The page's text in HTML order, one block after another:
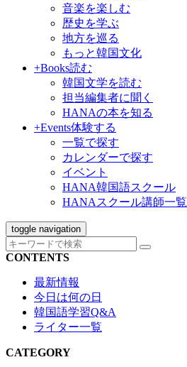
音楽を楽しむ
歴史を学ぶ
地方を巡る
もっと韓国文化
+Books読む
韓国文学を読む
担当編集者に聞く
HANAの本を知る
+Events体験する
一覧で探す
カレンダーで探す
イベント
HANA韓国語スクール
HANAスクール講師一覧
toggle navigation
CONTENTS
最新情報
今日は何の日
韓国語学習Q&A
ライター一覧
CATEGORY